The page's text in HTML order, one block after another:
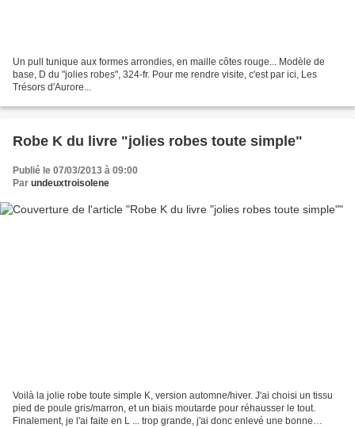
Un pull tunique aux formes arrondies, en maille côtes rouge... Modèle de
base, D du "jolies robes", 324-fr. Pour me rendre visite, c'est par ici, Les
Trésors d'Aurore...
Robe K du livre "jolies robes toute simple"
Publié le 07/03/2013 à 09:00
Par undeuxtroisolene
Voilà la jolie robe toute simple K, version automne/hiver. J'ai choisi un tissu
pied de poule gris/marron, et un biais moutarde pour réhausser le tout.
Finalement, je l'ai faite en L ... trop grande, j'ai donc enlevé une bonne